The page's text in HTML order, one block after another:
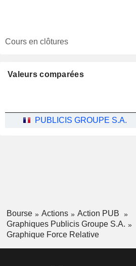
Cours en clôtures
Valeurs comparées
PUBLICIS GROUPE S.A.
Bourse Actions
Action PUB
Graphiques Publicis Groupe S.A.
Graphique Force Relative